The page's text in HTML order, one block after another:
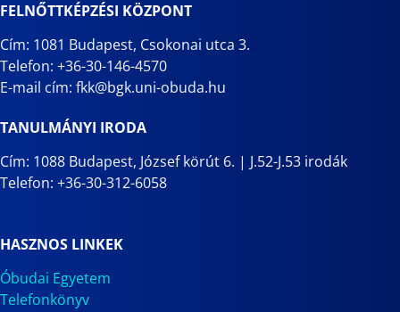
FELNŐTTKÉPZÉSI KÖZPONT
Cím: 1081 Budapest, Csokonai utca 3.
Telefon: +36-30-146-4570
E-mail cím: fkk@bgk.uni-obuda.hu
TANULMÁNYI IRODA
Cím: 1088 Budapest, József körút 6. | J.52-J.53 irodák
Telefon: +36-30-312-6058
HASZNOS LINKEK
Óbudai Egyetem
Telefonkönyv